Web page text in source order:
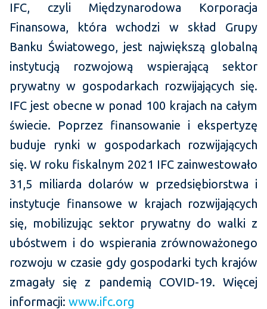
IFC, czyli Międzynarodowa Korporacja
Finansowa, która wchodzi w skład Grupy
Banku Światowego, jest największą globalną
instytucją rozwojową wspierającą sektor
prywatny w gospodarkach rozwijających się.
IFC jest obecne w ponad 100 krajach na całym
świecie. Poprzez finansowanie i ekspertyzę
buduje rynki w gospodarkach rozwijających
się. W roku fiskalnym 2021 IFC zainwestowało
31,5 miliarda dolarów w przedsiębiorstwa i
instytucje finansowe w krajach rozwijających
się, mobilizując sektor prywatny do walki z
ubóstwem i do wspierania zrównoważonego
rozwoju w czasie gdy gospodarki tych krajów
zmagały się z pandemią COVID-19. Więcej
informacji: www.ifc.org